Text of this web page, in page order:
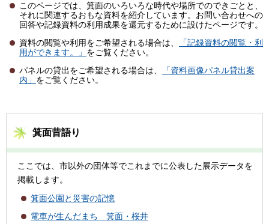
このページでは、箕面のいろいろな時代や場所でのできごとと、
それに関連するおもな資料を紹介しています。お問い合わせへの
回答や記録資料の利用成果を還元するために設けたページです。
資料の閲覧や利用をご希望される場合は、
「記録資料の閲覧・利
用ができます。」 をご覧ください。
パネルの貸出をご希望される場合は、
「資料画像パネル貸出案
内」 をご覧ください。
箕面昔語り
ここでは、市以外の団体等でこれまでに公表した展示データを
掲載します。
箕面公園と災害の記憶
電車が生んだまち 箕面・桜井